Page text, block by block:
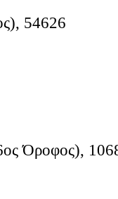
54626
Όροφος),